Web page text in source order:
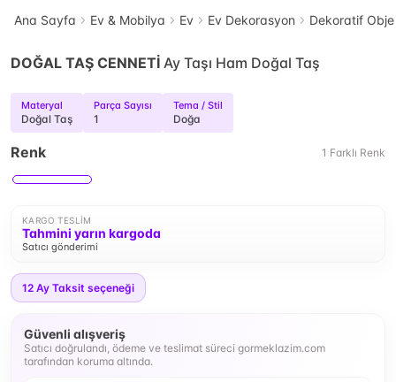
Ana Sayfa Ev & Mobilya Ev Ev Dekorasyon Dekoratif
DOĞAL TAŞ CENNETİ Ay Taşı Ham Doğal Taş
Materyal
Doğal Taş
Parça Sayısı
1
Tema / Stil
Doğa
Renk 1 Farklı Renk
KARGO TESLIM
Tahmini yarın kargoda
Satıcı gönderimi
12 Ay Taksit seçeneği
Güvenli alışveriş
Satıcı doğrulandı, ödeme ve teslimat süreci gormeklazim.com
tarafından koruma altında.